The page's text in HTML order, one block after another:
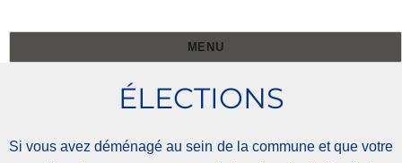
MENU
ÉLECTIONS
Si vous avez déménagé au sein de la commune et que votre